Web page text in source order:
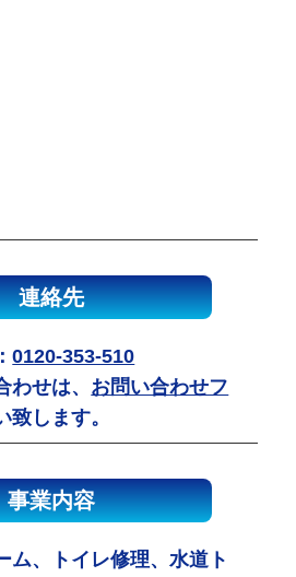
連絡先
0120-353-510
わせは、 お問い合わせフ
致します。
事業内容
ム、トイレ修理、水道ト